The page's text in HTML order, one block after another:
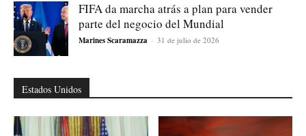
FIFA da marcha atrás a plan para vender
parte del negocio del Mundial
Marines Scaramazza - 31 de julio de 2026
Estados Unidos